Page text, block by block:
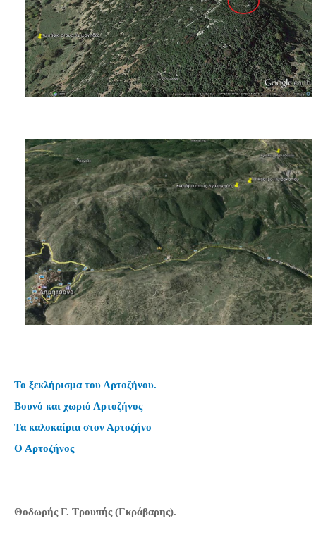
Το ξεκλήρισμα του Αρτοζήνου.
Βουνό και χωριό Αρτοζήνος
Τα καλοκαίρια στον Αρτοζήνο
Ο Αρτοζήνος
Θοδωρής Γ. Τρουπής (Γκράβαρης).